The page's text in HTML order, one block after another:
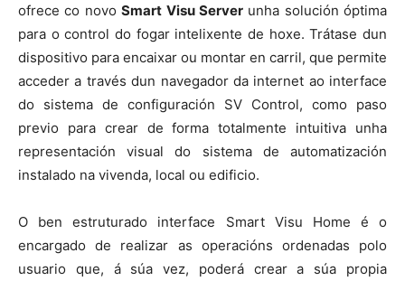
ofrece co novoSmart Visu Serverunha solución óptima
para o control do fogar intelixente de hoxe. Trátase dun
dispositivo para encaixar ou montar en carril, que permite
acceder a través dun navegador da internet ao interface
do sistema de configuración SV Control, como paso
previo para crear de forma totalmente intuitiva unha
representación visual do sistema de automatización
instalado na vivenda, local ou edificio.
O ben estruturado interface Smart Visu Home é o
encargado de realizar as operacións ordenadas polo
usuario que, á súa vez, poderá crear a súa propia